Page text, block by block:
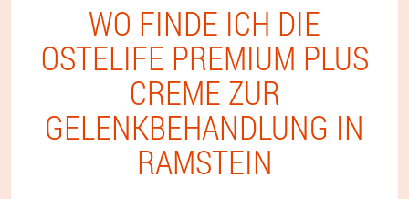
WO FINDE ICH DIE
OSTELIFE PREMIUM PLUS
CREME ZUR
GELENKBEHANDLUNG IN
RAMSTEIN